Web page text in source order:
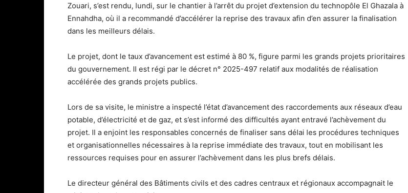
Zouari, s’est rendu, lundi, sur le chantier à l’arrêt du projet d’extension du technopôle El Ghazala à
Ennahdha, où il a recommandé d’accélérer la reprise des travaux afin d’en assurer la finalisation
dans les meilleurs délais.
Le projet, dont le taux d’avancement est estimé à 80 %, figure parmi les grands projets prioritaires
du gouvernement. Il est régi par le décret n° 2025-497 relatif aux modalités de réalisation
accélérée des grands projets publics.
Lors de sa visite, le ministre a inspecté l’état d’avancement des raccordements aux réseaux d’eau
potable, d’électricité et de gaz, et s’est informé des difficultés ayant entravé l’achèvement du
projet. Il a enjoint les responsables concernés de finaliser sans délai les procédures techniques
et organisationnelles nécessaires à la reprise immédiate des travaux, tout en mobilisant les
ressources requises pour en assurer l’achèvement dans les plus brefs délais.
Le directeur général des Bâtiments civils et des cadres centraux et régionaux accompagnait le